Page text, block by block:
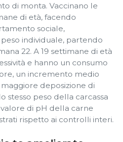
di monta. Vaccinano le
di età, facendo
sociale,
individuale, partendo
22. A 19 settimane di età
e hanno un consumo
un incremento medio
deposizione di
lo stesso peso della carcassa
di pH della carne
rispetto ai controlli interi.